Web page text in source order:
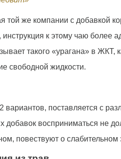
же компании с добавкой
к этому чаю более
такого «урагана» в
свободной жидкости.
поставляется с
добавок восприниматься не
повествуют о